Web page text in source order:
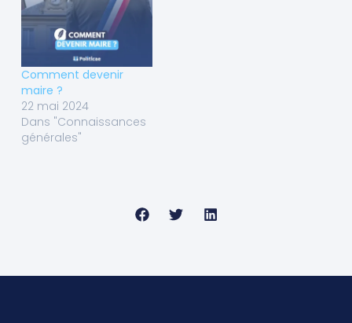
Comment devenir
maire ?
22 mai 2024
Dans "Connaissances
générales"